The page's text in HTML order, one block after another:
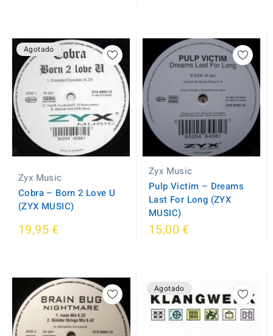
Agotado
Zyx Music
Cobra ‎– Born 2 Love U
(ZYX MUSIC)
19,95 €
Zyx Music
Pulp Victim ‎– Dreams
Last For Long (ZYX
MUSIC)
15,00 €
Agotado